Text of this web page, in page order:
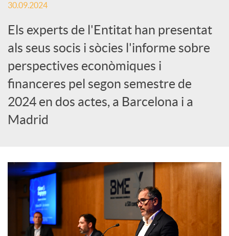
a
d
o
r
e
30.09.2024
Els experts de l'Entitat han presentat
als seus socis i sòcies l'informe sobre
perspectives econòmiques i
financeres pel segon semestre de
2024 en dos actes, a Barcelona i a
Madrid